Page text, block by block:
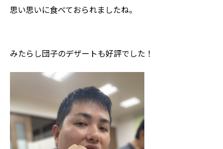
思い思いに食べておられましたね。
みたらし団子のデザートも好評でした！